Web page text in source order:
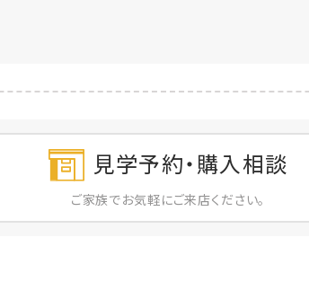
見学予約・購入相談
ご家族でお気軽にご来店ください。